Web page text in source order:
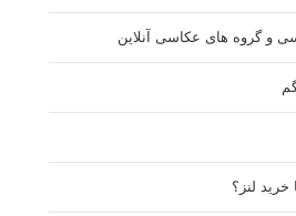
و گروه های عکاسی آنلاین